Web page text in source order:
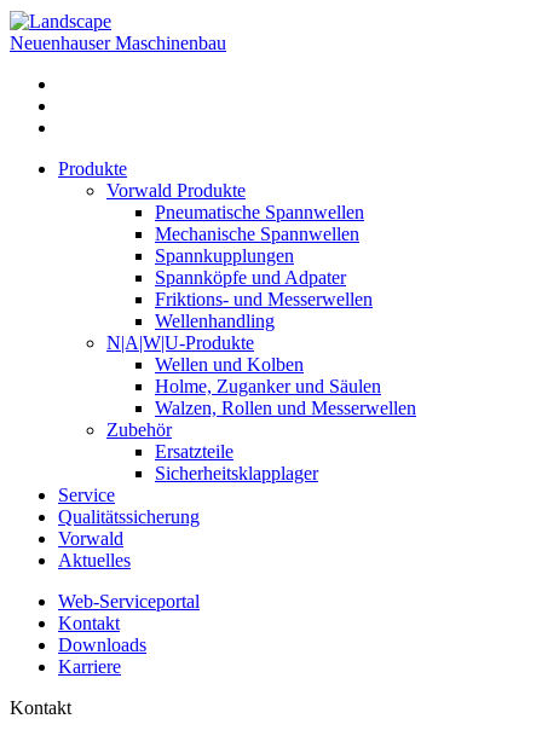
Neuenhauser Maschinenbau
Produkte
Vorwald Produkte
Pneumatische Spannwellen
Mechanische Spannwellen
Spannkupplungen
Spannköpfe und Adpater
Friktions- und Messerwellen
Wellenhandling
N|A|W|U-Produkte
Wellen und Kolben
Holme, Zuganker und Säulen
Walzen, Rollen und Messerwellen
Zubehör
Ersatzteile
Sicherheitsklapplager
Service
Qualitätssicherung
Vorwald
Aktuelles
Web-Serviceportal
Kontakt
Downloads
Karriere
Kontakt